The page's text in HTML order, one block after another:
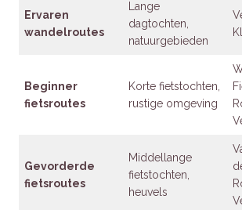
Ervaren
wandelroutes
Lange
dagtochten,
natuurgebieden
Beginner
fietsroutes
Korte fietstochten,
rustige omgeving
Gevorderde
fietsroutes
Middellange
fietstochten,
heuvels